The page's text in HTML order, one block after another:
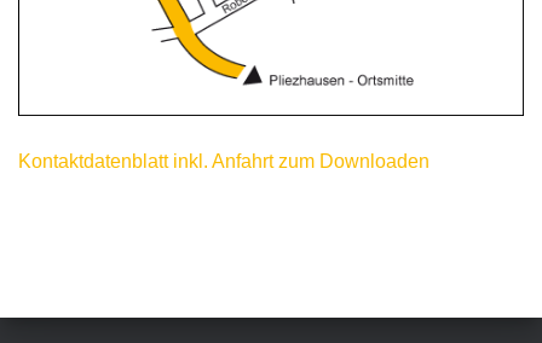
Kontaktdatenblatt inkl. Anfahrt zum Downloaden